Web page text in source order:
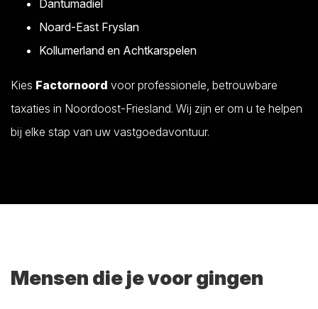
Dantumadiel
Noard-East Fryslan
Kollumerland en Achtkarspelen
Kies Factornoord voor professionele, betrouwbare
taxaties in Noordoost-Friesland. Wij zijn er om u te helpen
bij elke stap van uw vastgoedavontuur.
Mensen die je voor gingen